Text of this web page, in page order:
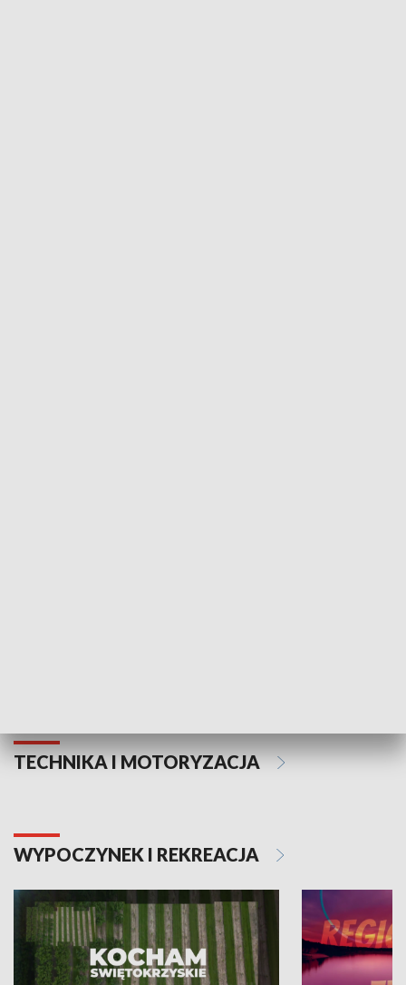
TECHNIKA I MOTORYZACJA
WYPOCZYNEK I REKREACJA